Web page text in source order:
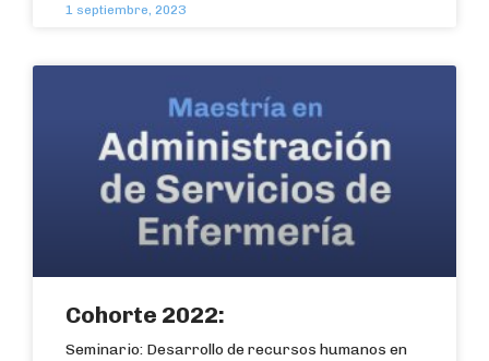
1 septiembre, 2023
Cohorte 2022:
Seminario: Desarrollo de recursos humanos en